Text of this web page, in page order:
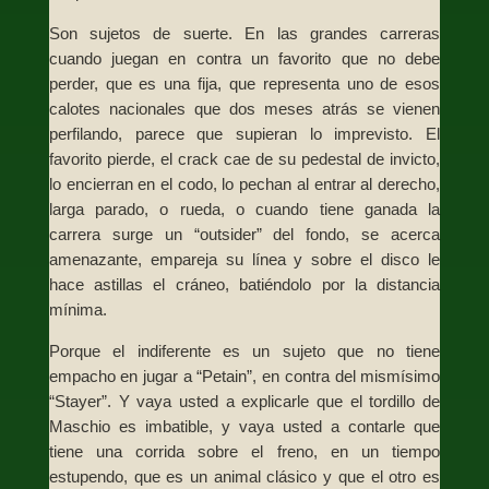
Son sujetos de suerte. En las grandes carreras
cuando juegan en contra un favorito que no debe
perder, que es una fija, que representa uno de esos
calotes nacionales que dos meses atrás se vienen
perfilando, parece que supieran lo imprevisto. El
favorito pierde, el crack cae de su pedestal de invicto,
lo encierran en el codo, lo pechan al entrar al derecho,
larga parado, o rueda, o cuando tiene ganada la
carrera surge un “outsider” del fondo, se acerca
amenazante, empareja su línea y sobre el disco le
hace astillas el cráneo, batiéndolo por la distancia
mínima.
Porque el indiferente es un sujeto que no tiene
empacho en jugar a “Petain”, en contra del mismísimo
“Stayer”. Y vaya usted a explicarle que el tordillo de
Maschio es imbatible, y vaya usted a contarle que
tiene una corrida sobre el freno, en un tiempo
estupendo, que es un animal clásico y que el otro es